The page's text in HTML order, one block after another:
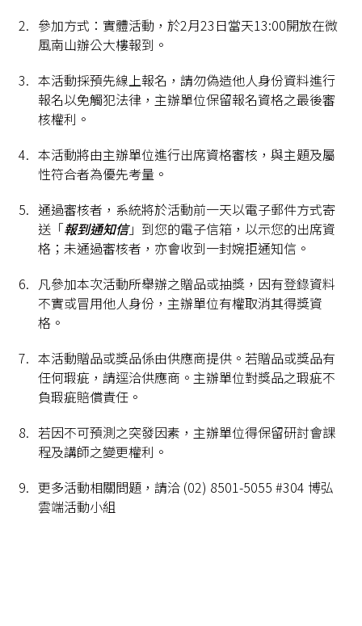
參加方式：實體活動，於2月23日當天13:00開放在微
風南山辦公大樓報到。
本活動採預先線上報名，請勿偽造他人身份資料進行
報名以免觸犯法律，主辦單位保留報名資格之最後審
核權利。
本活動將由主辦單位進行出席資格審核，與主題及屬
性符合者為優先考量。
通過審核者，系統將於活動前一天以電子郵件方式寄
送「報到通知信」到您的電子信箱，以示您的出席資
格；未通過審核者，亦會收到一封婉拒通知信。
凡參加本次活動所舉辦之贈品或抽獎，因有登錄資料
不實或冒用他人身份，主辦單位有權取消其得獎資
格。
本活動贈品或獎品係由供應商提供。若贈品或獎品有
任何瑕疵，請逕洽供應商。主辦單位對獎品之瑕疵不
負瑕疵賠償責任。
若因不可預測之突發因素，主辦單位得保留研討會課
程及講師之變更權利。
更多活動相關問題，請洽 (02) 8501-5055 #304 博弘
雲端活動小組